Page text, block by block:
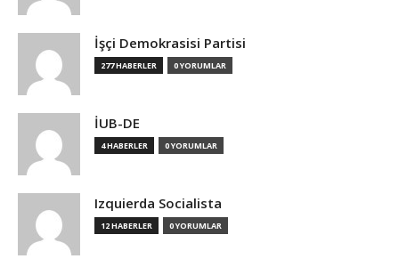
İşçi Demokrasisi Partisi
277 HABERLER 0 YORUMLAR
İUB-DE
4 HABERLER 0 YORUMLAR
Izquierda Socialista
12 HABERLER 0 YORUMLAR